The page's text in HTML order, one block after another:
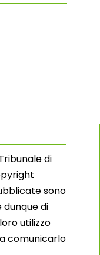
di
sono
di
utilizzo
comunicarlo